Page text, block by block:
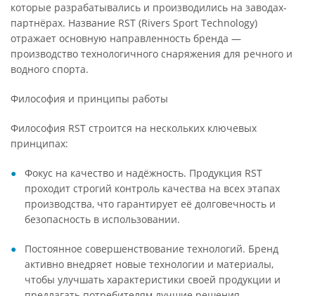
которые разрабатывались и производились на заводах-
партнёрах. Название RST (Rivers Sport Technology)
отражает основную направленность бренда —
производство технологичного снаряжения для речного и
водного спорта.
Философия и принципы работы
Философия RST строится на нескольких ключевых
принципах:
Фокус на качество и надёжность. Продукция RST
проходит строгий контроль качества на всех этапах
производства, что гарантирует её долговечность и
безопасность в использовании.
Постоянное совершенствование технологий. Бренд
активно внедряет новые технологии и материалы,
чтобы улучшать характеристики своей продукции и